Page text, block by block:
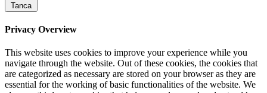
Tanca
Privacy Overview
This website uses cookies to improve your experience while you
navigate through the website. Out of these cookies, the cookies that
are categorized as necessary are stored on your browser as they are
essential for the working of basic functionalities of the website. We